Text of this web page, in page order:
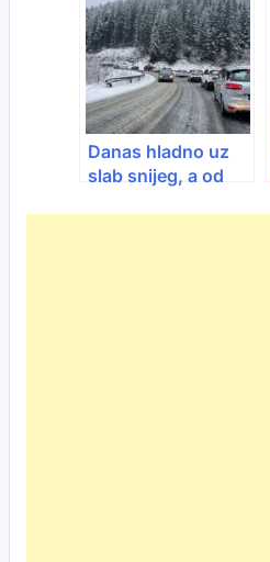
službi pacijenata
Danas hladno uz
slab snijeg, a od